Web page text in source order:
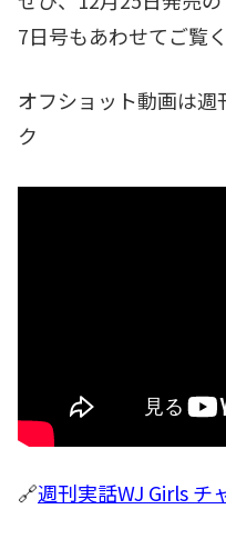
7日号もあわせてご覧
オフショット動画は
ク
🔗週刊実話WJ Girls チ